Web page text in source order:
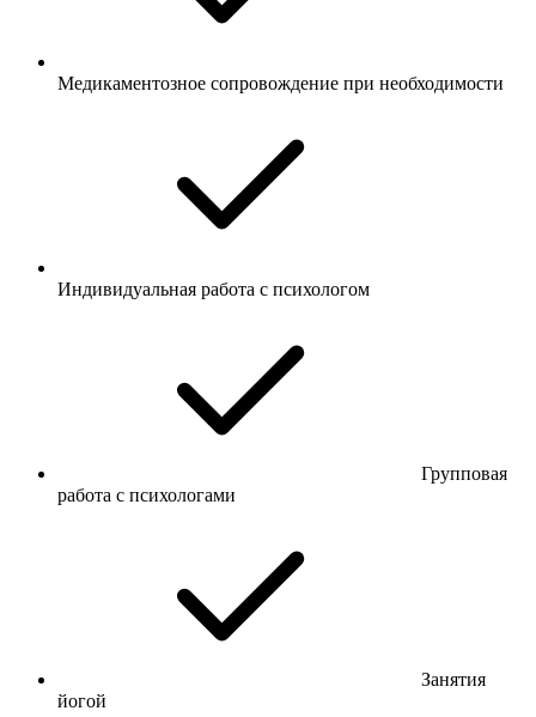
Медикаментозное сопровождение при необходимости
Индивидуальная работа с психологом
Групповая
работа с психологами
Занятия
йогой